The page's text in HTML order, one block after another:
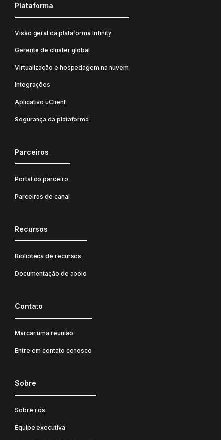
Plataforma
Visão geral da plataforma Infinity
Gerente de cluster global
Virtualização e hospedagem na nuvem
Integrações
Aplicativo uClient
Segurança da plataforma
Parceiros
Portal do parceiro
Parceiros de canal
Recursos
Biblioteca de recursos
Documentação de apoio
Contato
Marcar uma reunião
Entre em contato conosco
Sobre
Sobre nós
Equipe executiva